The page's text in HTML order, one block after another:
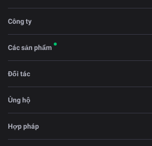
Công ty
Các sản phẩm
Đối tác
Ủng hộ
Hợp pháp